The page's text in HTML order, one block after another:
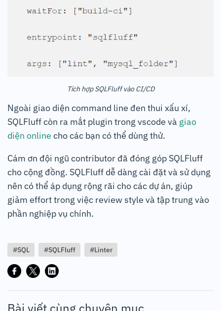
Tích hợp SQLFluff vào CI/CD
Ngoài giao diện command line đen thui xấu xí,
SQLFluff còn ra mắt plugin trong vscode và giao
diện online cho các bạn có thể dùng thử.
Cám ơn đội ngũ contributor đã đóng góp SQLFluff
cho cộng đồng. SQLFluff dễ dàng cài đặt và sử dụng
nên có thể áp dụng rộng rãi cho các dự án, giúp
giảm effort trong việc review style và tập trung vào
phần nghiệp vụ chính.
#SQL #SQLFluff #Linter